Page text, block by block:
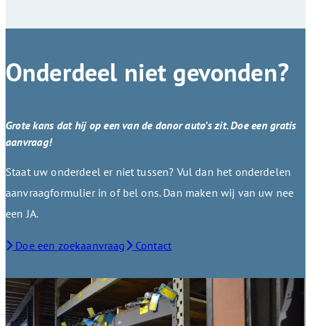
Onderdeel niet gevonden?
Grote kans dat hij op een van de donor auto’s zit. Doe een gratis
aanvraag!
Staat uw onderdeel er niet tussen? Vul dan het onderdelen
aanvraagformulier in of bel ons. Dan maken wij van uw nee
een JA.
Doe een zoekaanvraag Contact